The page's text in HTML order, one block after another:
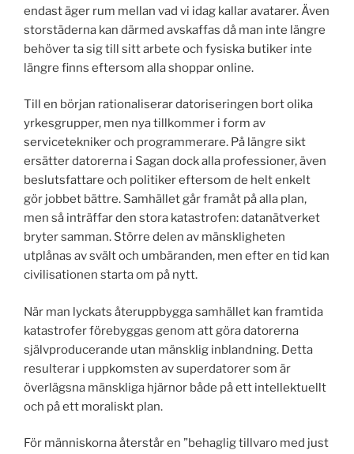
endast äger rum mellan vad vi idag kallar avatarer. Även
storstäderna kan därmed avskaffas då man inte längre
behöver ta sig till sitt arbete och fysiska butiker inte
längre finns eftersom alla shoppar online.
Till en början rationaliserar datoriseringen bort olika
yrkesgrupper, men nya tillkommer i form av
servicetekniker och programmerare. På längre sikt
ersätter datorerna i Sagan dock alla professioner, även
beslutsfattare och politiker eftersom de helt enkelt
gör jobbet bättre. Samhället går framåt på alla plan,
men så inträffar den stora katastrofen: datanätverket
bryter samman. Större delen av mänskligheten
utplånas av svält och umbäranden, men efter en tid kan
civilisationen starta om på nytt.
När man lyckats återuppbygga samhället kan framtida
katastrofer förebyggas genom att göra datorerna
självproducerande utan mänsklig inblandning. Detta
resulterar i uppkomsten av superdatorer som är
överlägsna mänskliga hjärnor både på ett intellektuellt
och på ett moraliskt plan.
För människorna återstår en ”behaglig tillvaro med just